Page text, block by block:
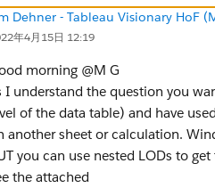
Dehner - Tableau Visionary HoF
年4月15日 12:19
morning @M G​
I understand the question you
of the data table) and have
another sheet or calculation.
you can use nested LODs to
the attached